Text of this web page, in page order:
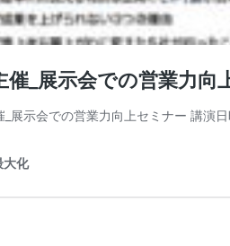
催_展示会での営業力向
展示会での営業力向上セミナー 講演
大化